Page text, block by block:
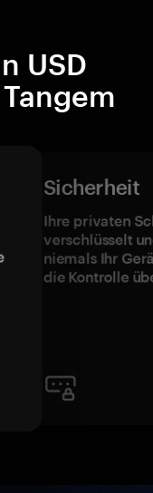
USD
Sicherheit
Ihre privaten
verschlüsselt
niemals Ihr
die Kontrolle